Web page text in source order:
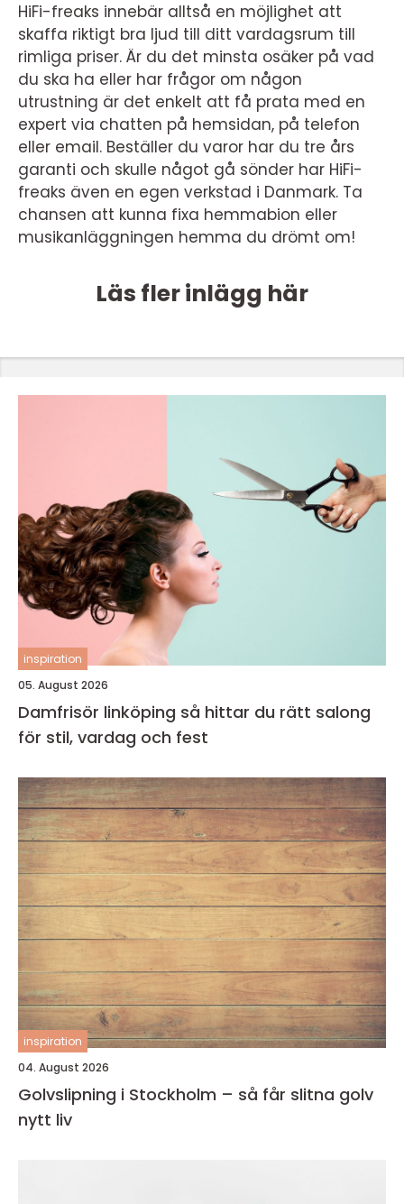
HiFi-freaks innebär alltså en möjlighet att
skaffa riktigt bra ljud till ditt vardagsrum till
rimliga priser. Är du det minsta osäker på vad
du ska ha eller har frågor om någon
utrustning är det enkelt att få prata med en
expert via chatten på hemsidan, på telefon
eller email. Beställer du varor har du tre års
garanti och skulle något gå sönder har HiFi-
freaks även en egen verkstad i Danmark. Ta
chansen att kunna fixa hemmabion eller
musikanläggningen hemma du drömt om!
Läs fler inlägg här
inspiration
05. August 2026
Damfrisör linköping så hittar du rätt salong
för stil, vardag och fest
inspiration
04. August 2026
Golvslipning i Stockholm – så får slitna golv
nytt liv